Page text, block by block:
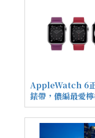
AppleWatch 6
錶帶，儂編最愛